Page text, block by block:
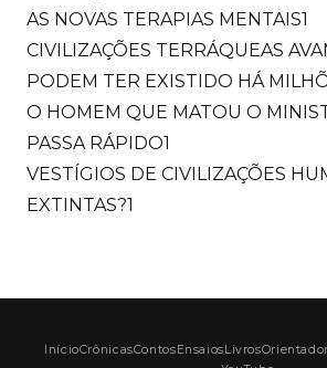
AS NOVAS TERAPIAS MENTAIS1
CIVILIZAÇÕES TERRÁQUEAS
PODEM TER EXISTIDO HÁ
O HOMEM QUE MATOU O
PASSA RÁPIDO1
VESTÍGIOS DE CIVILIZAÇÕES
EXTINTAS?1
InícioCrônicasContosEnsaiosLivros